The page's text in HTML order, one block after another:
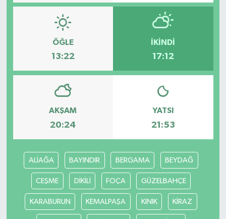
ÖĞLE
13:22
İKINDI
17:12
AKŞAM
20:24
YATSI
21:53
ALİAĞA BAYINDIR BERGAMA BEYDAĞ
CEŞME DİKİLİ FOÇA GÜZELBAHÇE
KARABURUN KEMALPAŞA KINIK KİRAZ